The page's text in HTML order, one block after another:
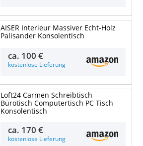
AISER Interieur Massiver Echt-Holz
Palisander Konsolentisch
ca. 100 €
kostenlose Lieferung
Loft24 Carmen Schreibtisch
Bürotisch Computertisch PC Tisch
Konsolentisch
ca. 170 €
kostenlose Lieferung